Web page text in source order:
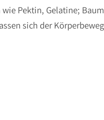
Pektin, Gelatine;
sich der